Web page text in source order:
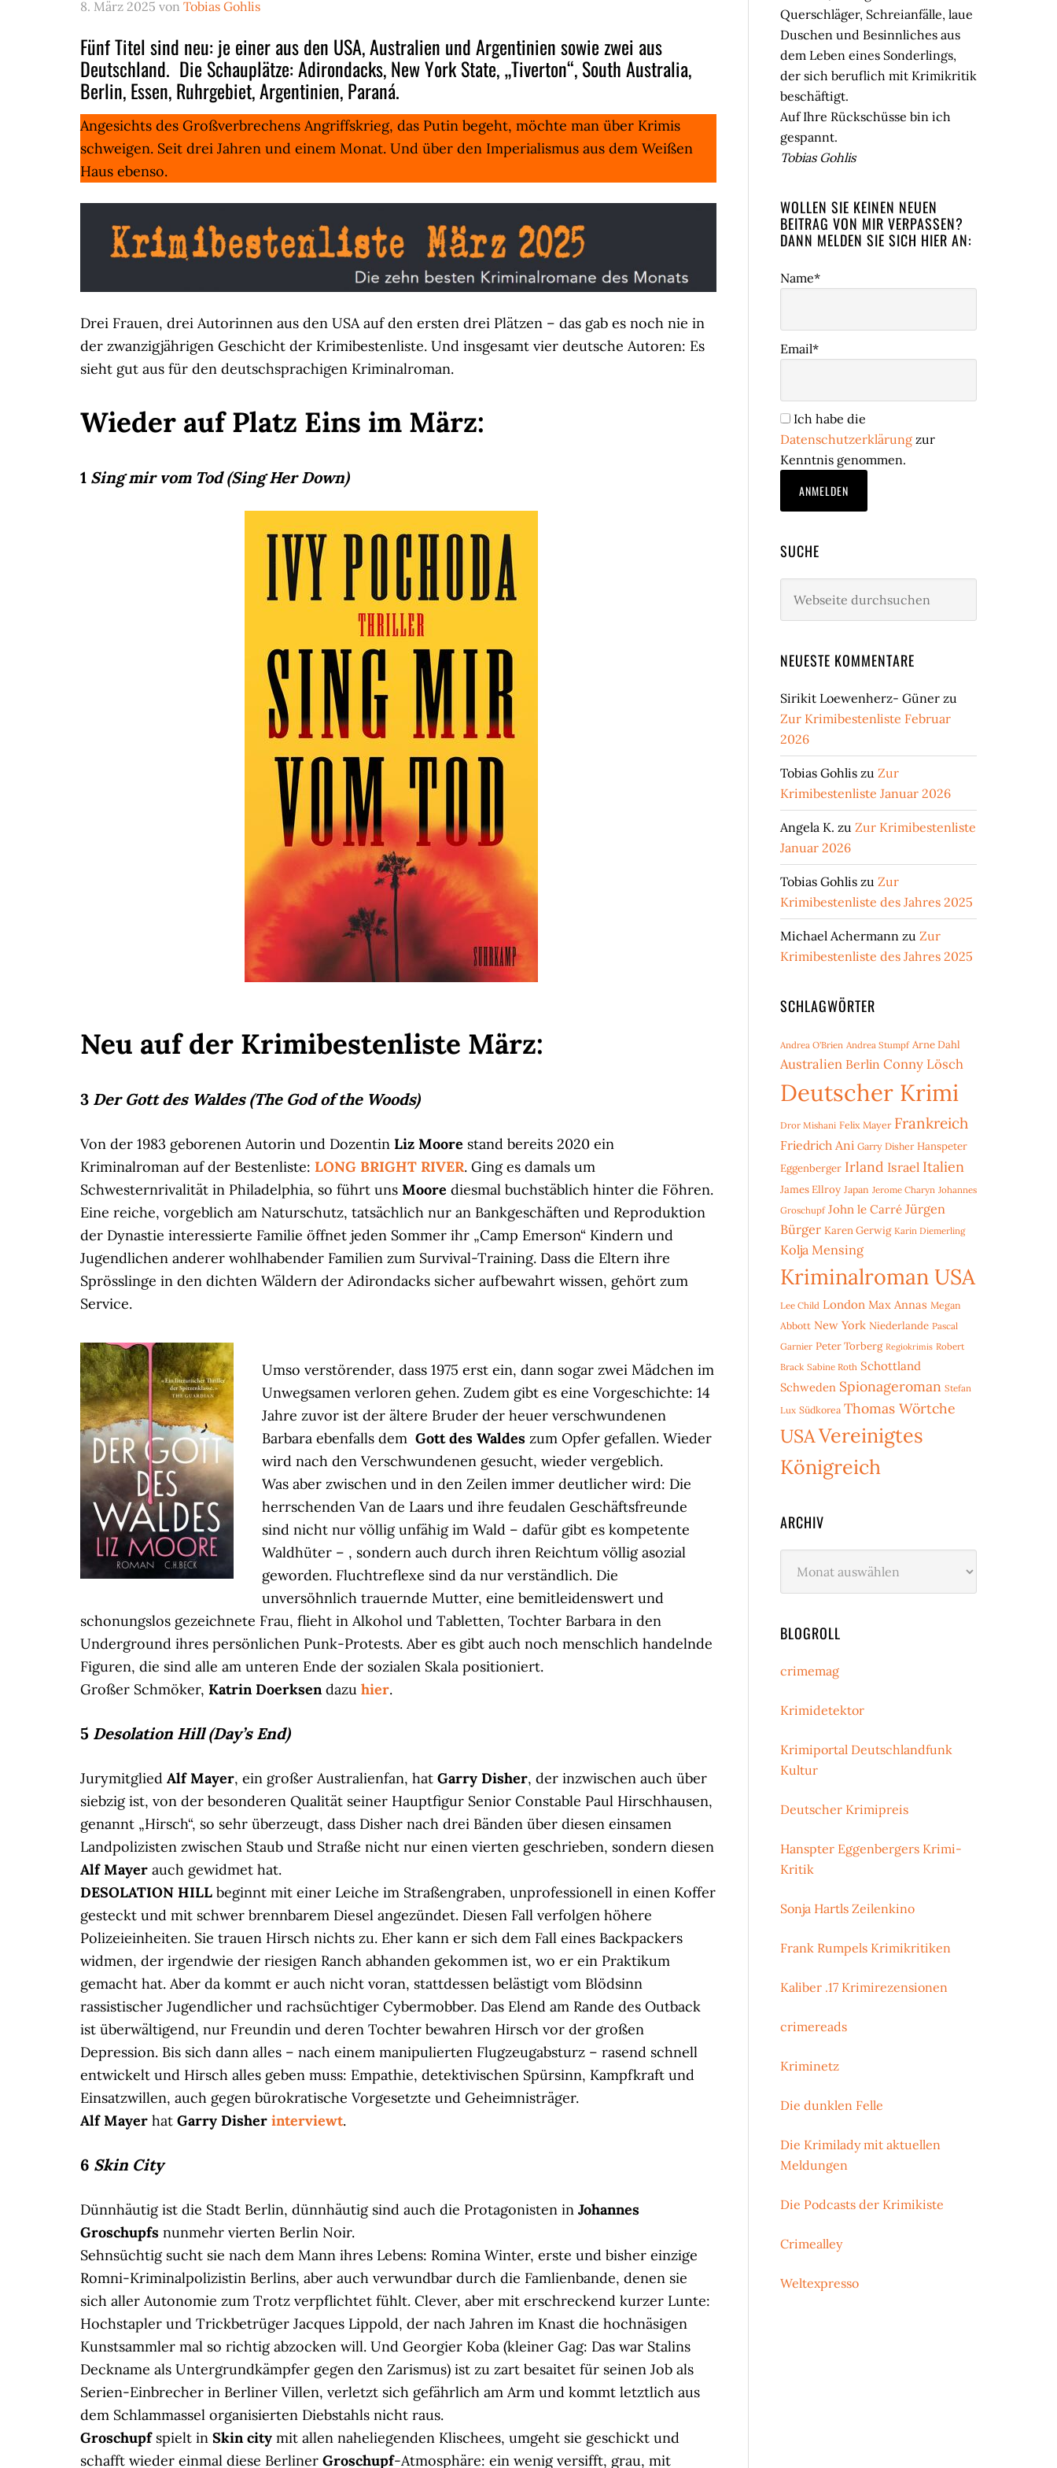
8. März 2025 von Tobias Gohlis
Fünf Titel sind neu: je einer aus den USA, Australien und Argentinien sowie zwei aus
Deutschland. Die Schauplätze: Adirondacks, New York State, „Tiverton“, South Australia,
Berlin, Essen, Ruhrgebiet, Argentinien, Paraná.
Angesichts des Großverbrechens Angriffskrieg, das Putin begeht, möchte man über Krimis
schweigen. Seit drei Jahren und einem Monat. Und über den Imperialismus aus dem Weißen
Haus ebenso.
Drei Frauen, drei Autorinnen aus den USA auf den ersten drei Plätzen – das gab es noch nie in
der zwanzigjährigen Geschicht der Krimibestenliste. Und insgesamt vier deutsche Autoren: Es
sieht gut aus für den deutschsprachigen Kriminalroman.
Wieder auf Platz Eins im März:
1 Sing mir vom Tod (Sing Her Down)
Neu auf der Krimibestenliste März:
3 Der Gott des Waldes (The God of the Woods)
Von der 1983 geborenen Autorin und Dozentin Liz Moore stand bereits 2020 ein
Kriminalroman auf der Bestenliste: LONG BRIGHT RIVER. Ging es damals um
Schwesternrivalität in Philadelphia, so führt uns Moore diesmal buchstäblich hinter die Föhren.
Eine reiche, vorgeblich am Naturschutz, tatsächlich nur an Bankgeschäften und Reproduktion
der Dynastie interessierte Familie öffnet jeden Sommer ihr „Camp Emerson“ Kindern und
Jugendlichen anderer wohlhabender Familien zum Survival-Training. Dass die Eltern ihre
Sprösslinge in den dichten Wäldern der Adirondacks sicher aufbewahrt wissen, gehört zum
Service.
Umso verstörender, dass 1975 erst ein, dann sogar zwei Mädchen im
Unwegsamen verloren gehen. Zudem gibt es eine Vorgeschichte: 14
Jahre zuvor ist der ältere Bruder der heuer verschwundenen
Barbara ebenfalls dem Gott des Waldes zum Opfer gefallen. Wieder
wird nach den Verschwundenen gesucht, wieder vergeblich.
Was aber zwischen und in den Zeilen immer deutlicher wird: Die
herrschenden Van de Laars und ihre feudalen Geschäftsfreunde
sind nicht nur völlig unfähig im Wald – dafür gibt es kompetente
Waldhüter – , sondern auch durch ihren Reichtum völlig asozial
geworden. Fluchtreflexe sind da nur verständlich. Die
unversöhnlich trauernde Mutter, eine bemitleidenswert und
schonungslos gezeichnete Frau, flieht in Alkohol und Tabletten, Tochter Barbara in den
Underground ihres persönlichen Punk-Protests. Aber es gibt auch noch menschlich handelnde
Figuren, die sind alle am unteren Ende der sozialen Skala positioniert.
Großer Schmöker, Katrin Doerksendazu hier.
5 Desolation Hill (Day’s End)
Jurymitglied Alf Mayer, ein großer Australienfan, hat Garry Disher, der inzwischen auch über
siebzig ist, von der besonderen Qualität seiner Hauptfigur Senior Constable Paul Hirschhausen,
genannt „Hirsch“, so sehr überzeugt, dass Disher nach drei Bänden über diesen einsamen
Landpolizisten zwischen Staub und Straße nicht nur einen vierten geschrieben, sondern diesen
Alf Mayer auch gewidmet hat.
DESOLATION HILL beginnt mit einer Leiche im Straßengraben, unprofessionell in einen Koffer
gesteckt und mit schwer brennbarem Diesel angezündet. Diesen Fall verfolgen höhere
Polizeieinheiten. Sie trauen Hirsch nichts zu. Eher kann er sich dem Fall eines Backpackers
widmen, der irgendwie der riesigen Ranch abhanden gekommen ist, wo er ein Praktikum
gemacht hat. Aber da kommt er auch nicht voran, stattdessen belästigt vom Blödsinn
rassistischer Jugendlicher und rachsüchtiger Cybermobber. Das Elend am Rande des Outback
ist überwältigend, nur Freundin und deren Tochter bewahren Hirsch vor der großen
Depression. Bis sich dann alles – nach einem manipulierten Flugzeugabsturz – rasend schnell
entwickelt und Hirsch alles geben muss: Empathie, detektivischen Spürsinn, Kampfkraft und
Einsatzwillen, auch gegen bürokratische Vorgesetzte und Geheimnisträger.
Alf Mayer hat Garry Disher interviewt.
6 Skin City
Dünnhäutig ist die Stadt Berlin, dünnhäutig sind auch die Protagonisten in Johannes
Groschupfs nunmehr vierten Berlin Noir.
Sehnsüchtig sucht sie nach dem Mann ihres Lebens: Romina Winter, erste und bisher einzige
Romni-Kriminalpolizistin Berlins, aber auch verwundbar durch die Famlienbande, denen sie
sich aller Autonomie zum Trotz verpflichtet fühlt. Clever, aber mit erschreckend kurzer Lunte:
Hochstapler und Trickbetrüger Jacques Lippold, der nach Jahren im Knast die hochnäsigen
Kunstsammler mal so richtig abzocken will. Und Georgier Koba (kleiner Gag: Das war Stalins
Deckname als Untergrundkämpfer gegen den Zarismus) ist zu zart besaitet für seinen Job als
Serien-Einbrecher in Berliner Villen, verletzt sich gefährlich am Arm und kommt letztlich aus
dem Schlammassel organisierten Diebstahls nicht raus.
Groschupf spielt in Skin city mit allen naheliegenden Klischees, umgeht sie geschickt und
schafft wieder einmal diese Berliner Groschupf-Atmosphäre: ein wenig versifft, grau, mit
Querschläger, Schreianfälle, laue
Duschen und Besinnliches aus
dem Leben eines Sonderlings,
der sich beruflich mit Krimikritik
beschäftigt.
Auf Ihre Rückschüsse bin ich
gespannt.
Tobias Gohlis
WOLLEN SIE KEINEN NEUEN
BEITRAG VON MIR VERPASSEN?
DANN MELDEN SIE SICH HIER AN:
Name*
Email*
Ich habe die
Datenschutzerklärung zur
Kenntnis genommen.
SUCHE
durchsuchen
NEUESTE KOMMENTARE
Sirikit Loewenherz- Güner zu
Zur Krimibestenliste Februar
2026
Tobias Gohlis zu Zur
Krimibestenliste Januar 2026
Angela K. zu Zur Krimibestenliste
Januar 2026
Tobias Gohlis zu Zur
Krimibestenliste des Jahres 2025
Michael Achermann zu Zur
Krimibestenliste des Jahres 2025
SCHLAGWÖRTER
Andrea O'Brien Andrea Stumpf Arne Dahl
Australien Berlin Conny Lösch
Deutscher Krimi
Dror Mishani Felix Mayer Frankreich
Friedrich Ani Garry Disher Hanspeter
Eggenberger Irland Israel Italien
James Ellroy Japan Jerome Charyn Johannes
Groschupf John le Carré Jürgen
Bürger Karen Gerwig Karin Diemerling
Kolja Mensing
Kriminalroman USA
Lee Child London Max Annas Megan
Abbott New York Niederlande Pascal
Garnier Peter Torberg Regiokrimis Robert
Brack Sabine Roth Schottland
Schweden Spionageroman Stefan
Lux Südkorea Thomas Wörtche
USAVereinigtes
Königreich
ARCHIV
BLOGROLL
crimemag
Krimidetektor
Krimiportal Deutschlandfunk
Kultur
Deutscher Krimipreis
Hanspter Eggenbergers Krimi-
Kritik
Sonja Hartls Zeilenkino
Frank Rumpels Krimikritiken
Kaliber .17 Krimirezensionen
crimereads
Kriminetz
Die dunklen Felle
Die Krimilady mit aktuellen
Meldungen
Die Podcasts der Krimikiste
Crimealley
Weltexpresso